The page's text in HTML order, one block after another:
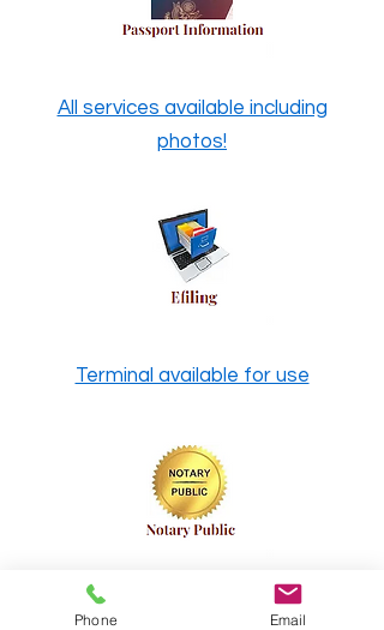
All services available including
photos!
Terminal available for use
All standard services available
Phone Email